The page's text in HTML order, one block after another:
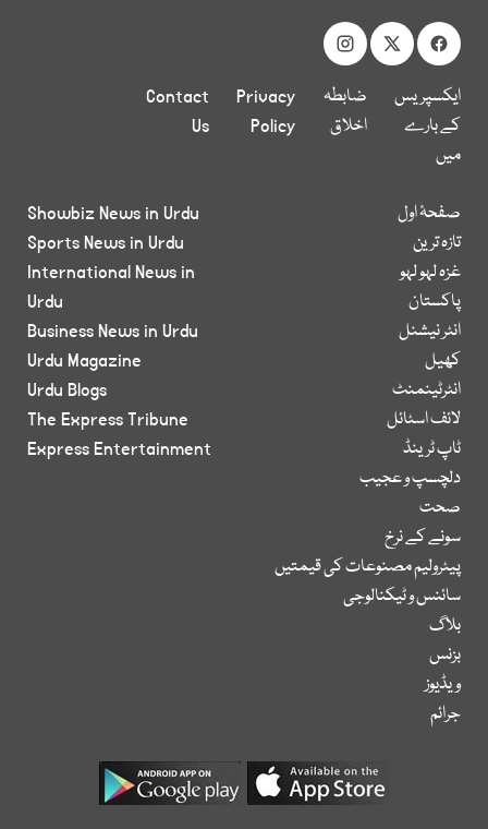
ایکسپریس
کے بارے
میں
ضابطہ
اخلاق
Privacy
Policy
Contact
Us
صفحۂ اول
تازہ ترین
غزہ لہو لہو
پاکستان
انٹر نیشنل
کھیل
انٹرٹینمنٹ
لائف اسٹائل
ٹاپ ٹرینڈ
دلچسپ و عجیب
صحت
سونے کے نرخ
پیٹرولیم مصنوعات کی قیمتیں
سائنس و ٹیکنالوجی
بلاگ
بزنس
ویڈیوز
جرائم
Showbiz News in Urdu
Sports News in Urdu
International News in
Urdu
Business News in Urdu
Urdu Magazine
Urdu Blogs
The Express Tribune
Express Entertainment